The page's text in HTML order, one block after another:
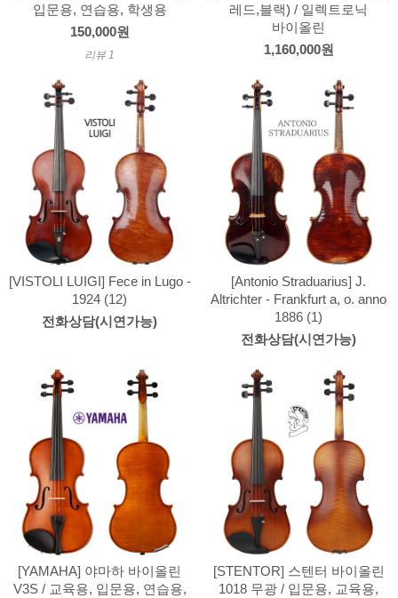
입문용, 연습용, 학생용
150,000원
리뷰 1
레드,블랙) / 일렉트로닉
바이올린
1,160,000원
[VISTOLI LUIGI] Fece in Lugo -
1924 (12)
전화상담(시연가능)
[Antonio Straduarius] J.
Altrichter - Frankfurt a, o. anno
1886 (1)
전화상담(시연가능)
[YAMAHA] 야마하 바이올린
V3S / 교육용, 입문용, 연습용,
[STENTOR] 스텐터 바이올린
1018 무광 / 입문용, 교육용,